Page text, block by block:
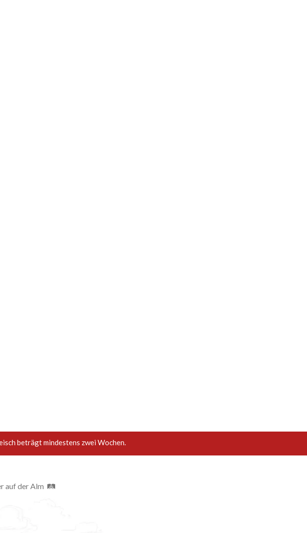
beträgt mindestens zwei Wochen.
auf der Alm 🛤